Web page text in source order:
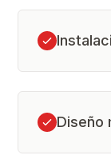
Diseño